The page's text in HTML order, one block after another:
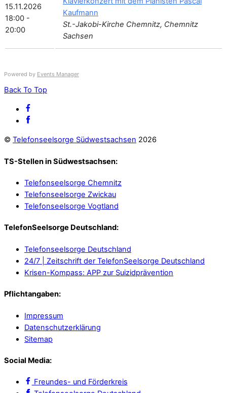
15.11.2026
18:00 -
20:00
Kaufmann
St.-Jakobi-Kirche Chemnitz, Chemnitz
Sachsen
Powered by Events Manager
Back To Top
© Telefonseelsorge Südwestsachsen 2026
TS-Stellen in Südwestsachsen:
Telefonseelsorge Chemnitz
Telefonseelsorge Zwickau
Telefonseelsorge Vogtland
TelefonSeelsorge Deutschland:
Telefonseelsorge Deutschland
24/7 | Zeitschrift der TelefonSeelsorge Deutschland
Krisen-Kompass: APP zur Suizidprävention
Pflichtangaben:
Impressum
Datenschutzerklärung
Sitemap
Social Media:
Freundes- und Förderkreis